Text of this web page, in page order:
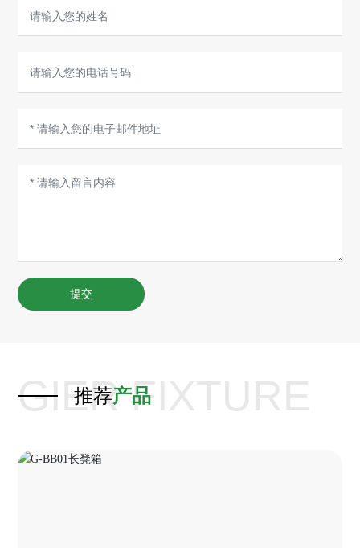
提交
GIER FIXTURE
推荐产品